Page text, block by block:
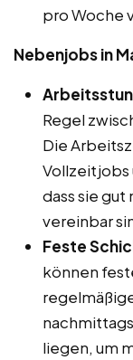
pro Woche
Nebenjobs in
Regel
Die
Vollzeitjobs
dass sie
vereinbar
Feste
können
liegen, um